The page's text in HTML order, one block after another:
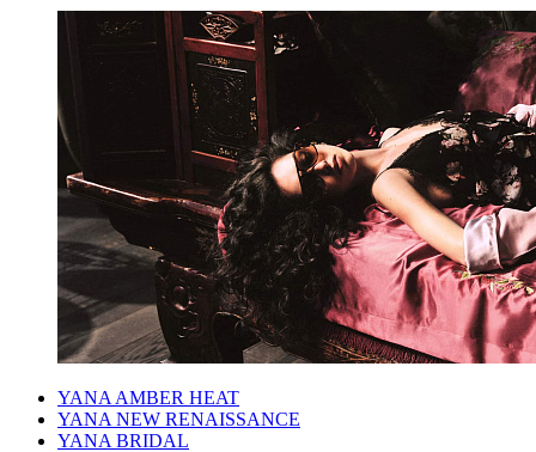
YANA AMBER HEAT
YANA NEW RENAISSANCE
YANA BRIDAL